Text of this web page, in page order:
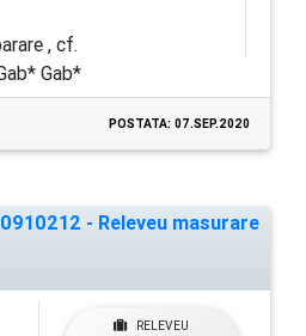
, cf.
Gab*
POSTATA: 07.SEP.2020
- Releveu masurare
RELEVEU